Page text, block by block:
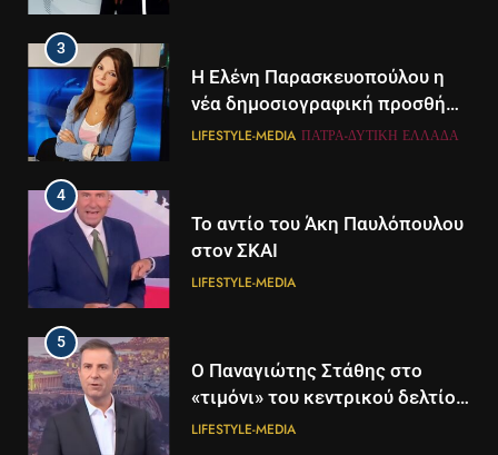
3
Η Ελένη Παρασκευοπούλου η
νέα δημοσιογραφική προσθήκη
του ΣΚΑΪ στην Πάτρα
LIFESTYLE-MEDIA ΠΆΤΡΑ-ΔΥΤΙΚΉ ΕΛΛΆΔΑ
4
Το αντίο του Άκη Παυλόπουλου
στον ΣΚΑΙ
LIFESTYLE-MEDIA
5
Ο Παναγιώτης Στάθης στο
«τιμόνι» του κεντρικού δελτίου
ειδήσεων της ΕΡΤ
LIFESTYLE-MEDIA
5
Διάστημα: Εντοπίστηκαν για
πρώτη φορά ενδείξεις για τον
άνεμο που εκπέμπει η μαύρη
ΔΙΕΘΝΉ ΕΠΙΣΤΉΜΗ